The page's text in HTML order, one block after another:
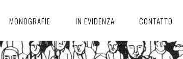
MONOGRAFIE IN EVIDENZA CONTATTO